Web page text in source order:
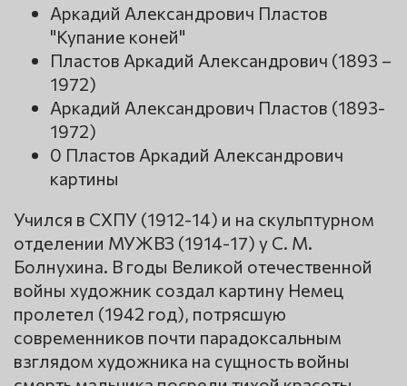
Аркадий Александрович Пластов
"Купание коней"
Пластов Аркадий Александрович (1893 –
1972)
Аркадий Александрович Пластов (1893-
1972)
0 Пластов Аркадий Александрович
картины
Учился в СХПУ (1912-14) и на скульптурном
отделении МУЖВЗ (1914-17) у С. М.
Болнухина. В годы Великой отечественной
войны художник создал картину Немец
пролетел (1942 год), потрясшую
современников почти парадоксальным
взглядом художника на сущность войны